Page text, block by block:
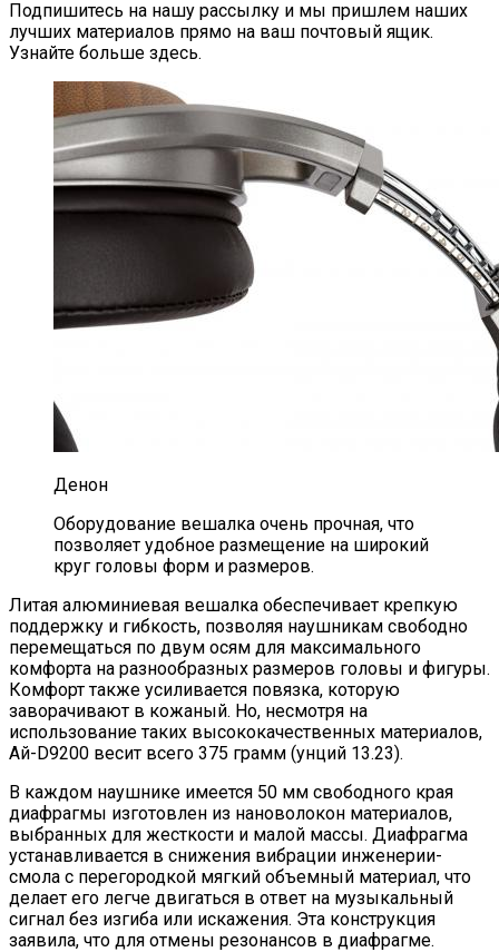
Подпишитесь на нашу рассылку и мы пришлем наших
лучших материалов прямо на ваш почтовый ящик.
Узнайте больше здесь.
Денон
Оборудование вешалка очень прочная, что
позволяет удобное размещение на широкий
круг головы форм и размеров.
Литая алюминиевая вешалка обеспечивает крепкую
поддержку и гибкость, позволяя наушникам свободно
перемещаться по двум осям для максимального
комфорта на разнообразных размеров головы и фигуры.
Комфорт также усиливается повязка, которую
заворачивают в кожаный. Но, несмотря на
использование таких высококачественных материалов,
Ай-D9200 весит всего 375 грамм (унций 13.23).
В каждом наушнике имеется 50 мм свободного края
диафрагмы изготовлен из нановолокон материалов,
выбранных для жесткости и малой массы. Диафрагма
устанавливается в снижения вибрации инженерии-
смола с перегородкой мягкий объемный материал, что
делает его легче двигаться в ответ на музыкальный
сигнал без изгиба или искажения. Эта конструкция
заявила, что для отмены резонансов в диафрагме.